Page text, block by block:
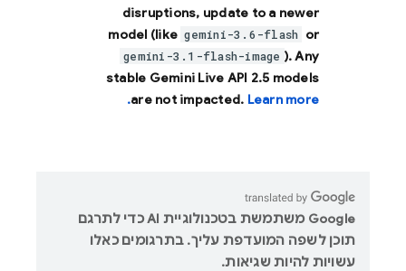
disruptions, update to a newer
model (like gemini-3.6-flash or
gemini-3.1-flash-image ). Any
stable Gemini Live API 2.5 models
are not impacted. Learn more.
‫Google משתמשת בטכנולוגיית AI כדי לתרגם
תוכן לשפה המועדפת עליך. בתרגומים כאלו
עשויות להיות שגיאות.